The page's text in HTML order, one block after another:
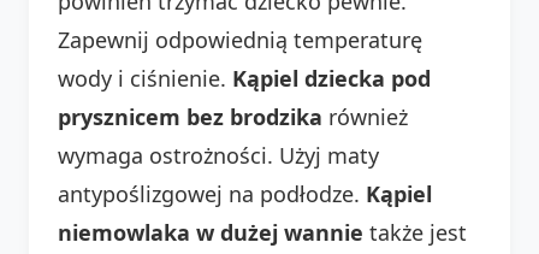
Zapewnij odpowiednią temperaturę
wody i ciśnienie. Kąpiel dziecka pod
prysznicem bez brodzika również
wymaga ostrożności. Użyj maty
antypoślizgowej na podłodze. Kąpiel
niemowlaka w dużej wannie także jest